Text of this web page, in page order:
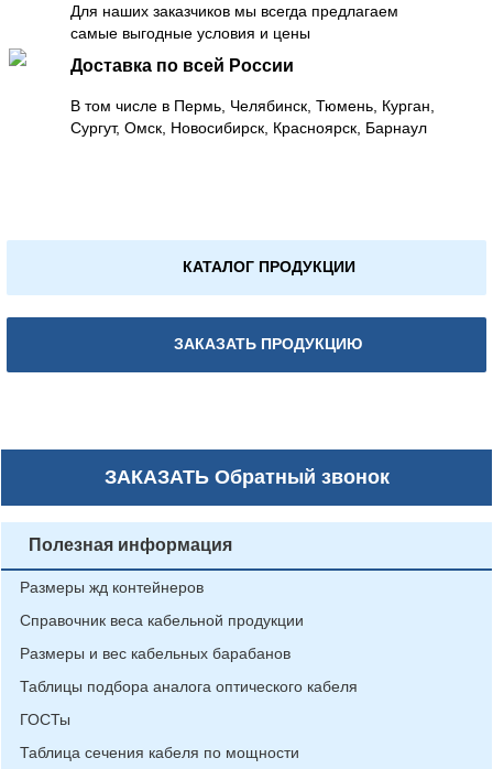
Для наших заказчиков мы всегда предлагаем
самые выгодные условия и цены
Доставка по всей России
В том числе в Пермь, Челябинск, Тюмень, Курган,
Сургут, Омск, Новосибирск, Красноярск, Барнаул
КАТАЛОГ ПРОДУКЦИИ
ЗАКАЗАТЬ ПРОДУКЦИЮ
ЗАКАЗАТЬОбратный звонок
Полезная информация
Размеры жд контейнеров
Справочник веса кабельной продукции
Размеры и вес кабельных барабанов
Таблицы подбора аналога оптического кабеля
ГОСТы
Таблица сечения кабеля по мощности